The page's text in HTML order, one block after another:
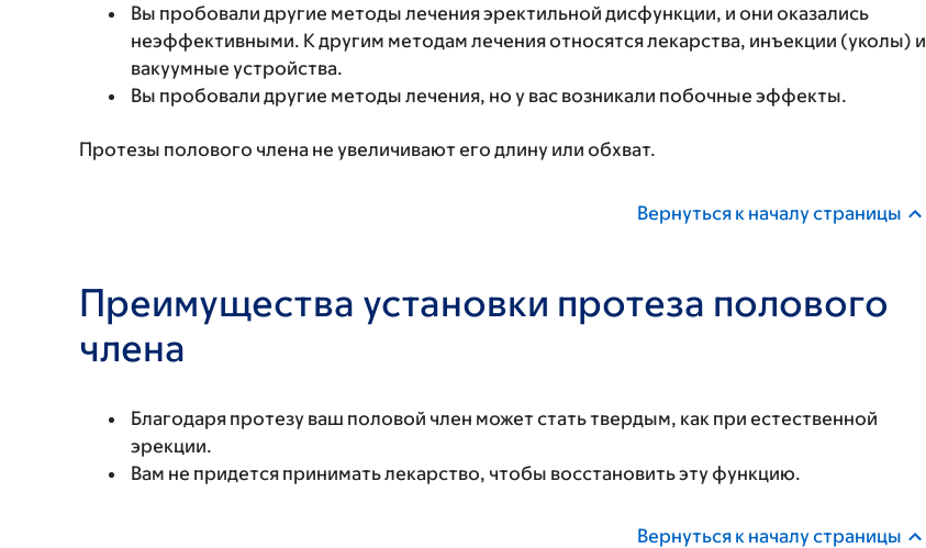
Вы пробовали другие методы лечения эректильной дисфункции, и они оказались
неэффективными. К другим методам лечения относятся лекарства, инъекции (уколы) и
вакуумные устройства.
Вы пробовали другие методы лечения, но у вас возникали побочные эффекты.
Протезы полового члена не увеличивают его длину или обхват.
Вернуться к началу страницы
Преимущества установки протеза полового
члена
Благодаря протезу ваш половой член может стать твердым, как при естественной
эрекции.
Вам не придется принимать лекарство, чтобы восстановить эту функцию.
Вернуться к началу страницы